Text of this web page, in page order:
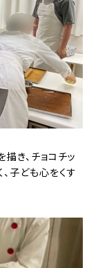
き、チョコチッ
子ども心をくす